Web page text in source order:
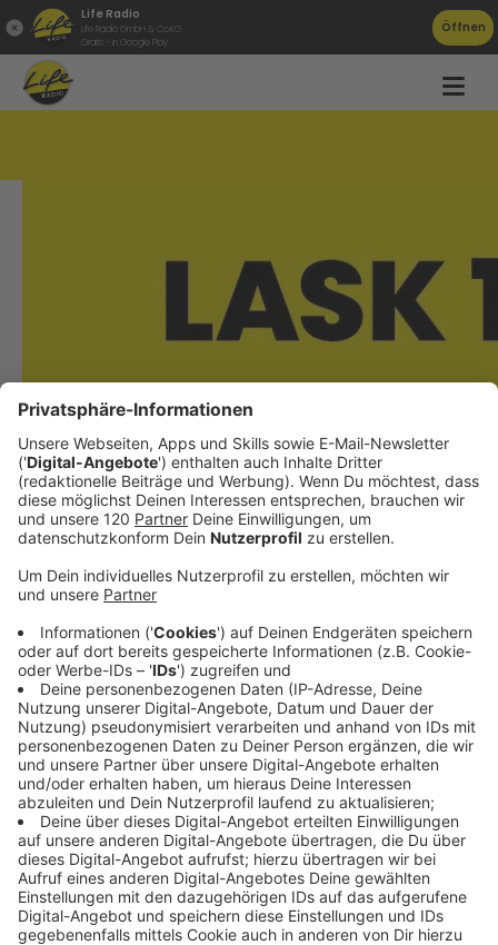
Life Radio
Life Radio GmbH & Co.KG
Gratis - in Google Play
Öffnen